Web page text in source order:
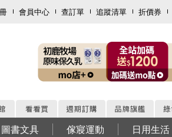
會員中心 查訂單 追蹤清單 折價券
圖書文具 傢寢運動 日用生活